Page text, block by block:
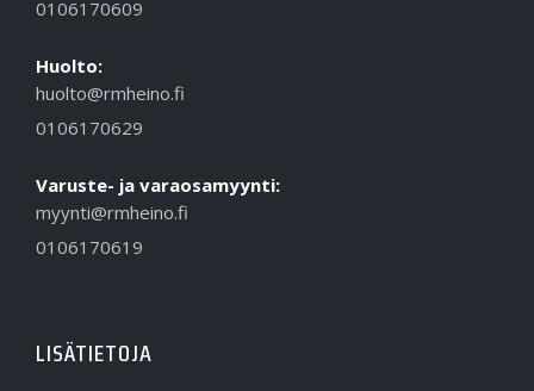
0106170609
Huolto:
huolto@rmheino.fi
0106170629
Varuste- ja varaosamyynti:
myynti@rmheino.fi
0106170619
LISÄTIETOJA